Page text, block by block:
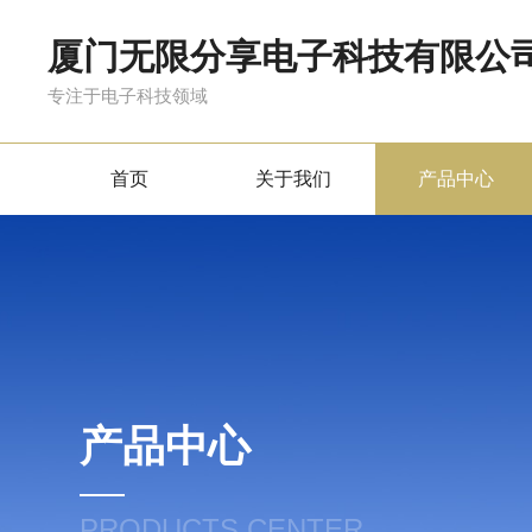
厦门无限分享电子科技有限公
专注于电子科技领域
首页 关于我们 产品中心
产品中心